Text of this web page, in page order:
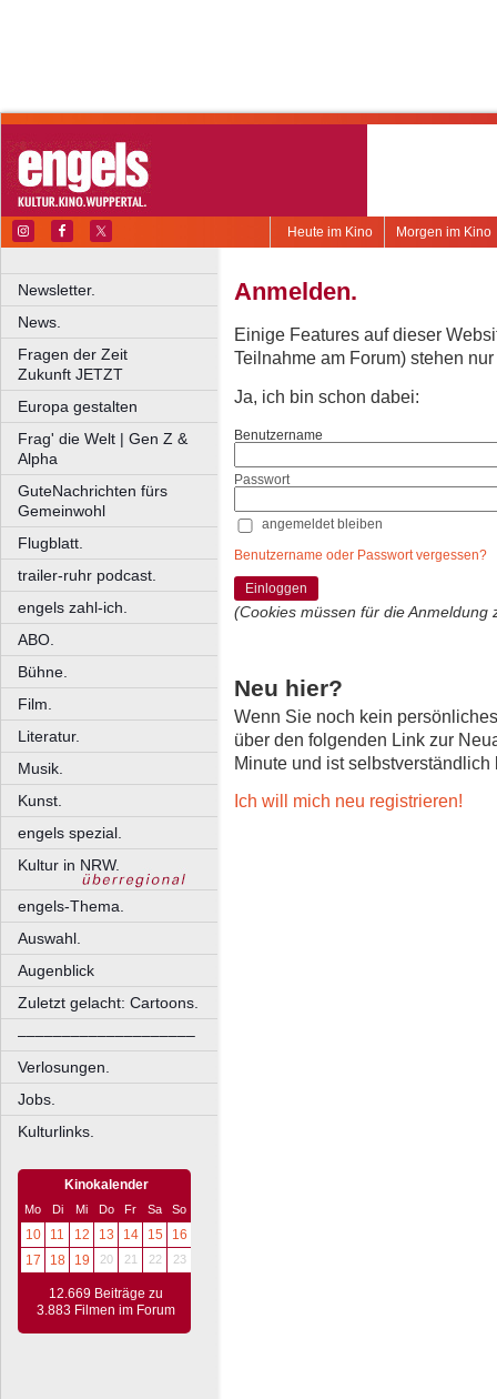
Morgen im Kino
Heute im Kino
Newsletter.
News.
Fragen der Zeit
Zukunft JETZT
Europa gestalten
Frag' die Welt | Gen Z &
Alpha
GuteNachrichten fürs
Gemeinwohl
Flugblatt.
trailer-ruhr podcast.
engels zahl-ich.
ABO.
Bühne.
Film.
Literatur.
Musik.
Kunst.
engels spezial.
Kultur in NRW.
engels-Thema.
Auswahl.
Augenblick
Zuletzt gelacht: Cartoons.
––––––––––––––––––––
Verlosungen.
Jobs.
Kulturlinks.
Kinokalender
Mo Di Mi Do Fr Sa So
10 11 12 13 14 15
16
17
18 19 20 21 22 23
12.669 Beiträge zu
3.883 Filmen im Forum
Anmelden.
Einige Features auf dieser
Teilnahme am Forum) stehen
Ja, ich bin schon dabei:
Benutzername
Passwort
angemeldet bleiben
Benutzername oder Passwort vergessen?
Einloggen
(Cookies müssen für die Anmeldung
Neu hier?
Wenn Sie noch kein
über den folgenden Link zur
Minute und ist selbstverständlich
Ich will mich neu registrieren!